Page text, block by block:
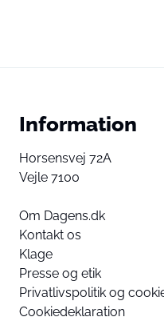
Information
Horsensvej 72A
Vejle 7100
Om Dagens.dk
Kontakt os
Klage
Presse og etik
Privatlivspolitik og
Cookiedeklaration